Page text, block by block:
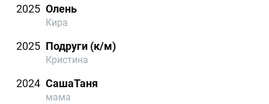
2025 Олень
Кира
2025 Подруги (к/м)
Кристина
2024 СашаТаня
мама